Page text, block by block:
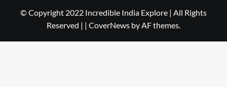
© Copyright 2022 Incredible India Explore | All Rights
Reserved | | CoverNews by AF themes.